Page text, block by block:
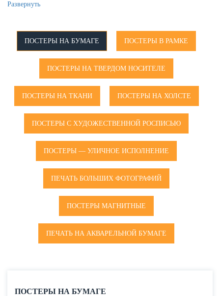
Развернуть
ПОСТЕРЫ НА БУМАГЕ ПОСТЕРЫ В РАМКЕ
ПОСТЕРЫ НА ТВЕРДОМ НОСИТЕЛЕ
ПОСТЕРЫ НА ТКАНИ ПОСТЕРЫ НА ХОЛСТЕ
ПОСТЕРЫ С ХУДОЖЕСТВЕННОЙ РОСПИСЬЮ
ПОСТЕРЫ — УЛИЧНОЕ ИСПОЛНЕНИЕ
ПЕЧАТЬ БОЛЬШИХ ФОТОГРАФИЙ
ПОСТЕРЫ МАГНИТНЫЕ
ПЕЧАТЬ НА АКВАРЕЛЬНОЙ БУМАГЕ
ПОСТЕРЫ НА БУМАГЕ